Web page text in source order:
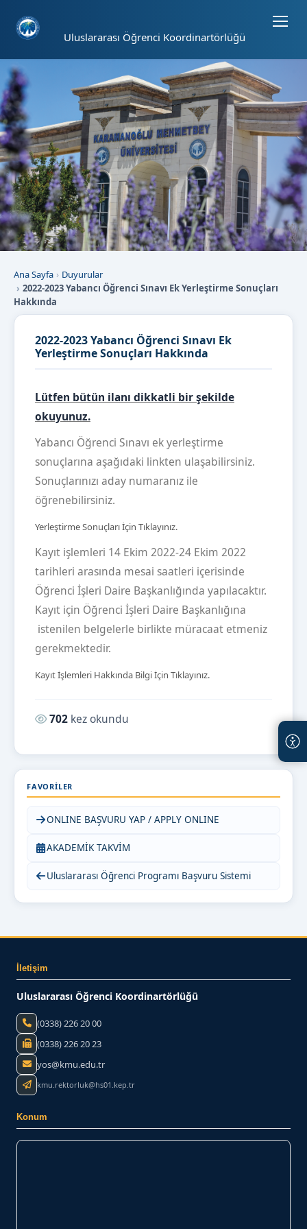
Uluslararası Öğrenci Koordinartörlüğü
Ana Sayfa
Duyurular
2022-2023 Yabancı Öğrenci Sınavı Ek Yerleştirme Sonuçları
Hakkında
2022-2023 Yabancı Öğrenci Sınavı Ek
Yerleştirme Sonuçları Hakkında
Lütfen bütün ilanı dikkatli bir şekilde
okuyunuz.
Yabancı Öğrenci Sınavı ek yerleştirme
sonuçlarına aşağıdaki linkten ulaşabilirsiniz.
Sonuçlarınızı aday numaranız ile
öğrenebilirsiniz.
Yerleştirme Sonuçları İçin Tıklayınız.
Kayıt işlemleri 14 Ekim 2022-24 Ekim 2022
tarihleri arasında mesai saatleri içerisinde
Öğrenci İşleri Daire Başkanlığında yapılacaktır.
Kayıt için Öğrenci İşleri Daire Başkanlığına
istenilen belgelerle birlikte müracaat etmeniz
gerekmektedir.
Kayıt İşlemleri Hakkında Bilgi İçin Tıklayınız.
Okunma sayısı:
702 kez okundu
FAVORILER
ONLINE BAŞVURU YAP / APPLY ONLINE
AKADEMİK TAKVİM
Uluslararası Öğrenci Programı Başvuru Sistemi
İletişim
Uluslararası Öğrenci Koordinartörlüğü
(0338) 226 20 00
(0338) 226 20 23
yos@kmu.edu.tr
kmu.rektorluk@hs01.kep.tr
Konum